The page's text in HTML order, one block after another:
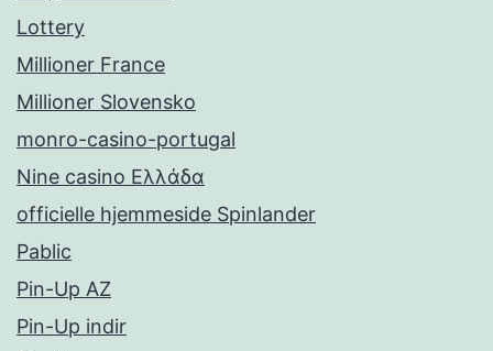
Lottery
Millioner France
Millioner Slovensko
monro-casino-portugal
Nine casino Ελλάδα
officielle hjemmeside Spinlander
Pablic
Pin-Up AZ
Pin-Up indir